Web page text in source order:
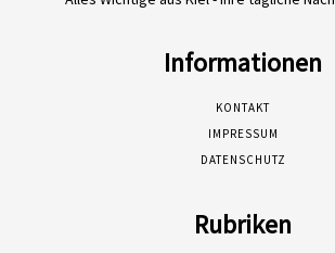
Informationen
KONTAKT
IMPRESSUM
DATENSCHUTZ
Rubriken